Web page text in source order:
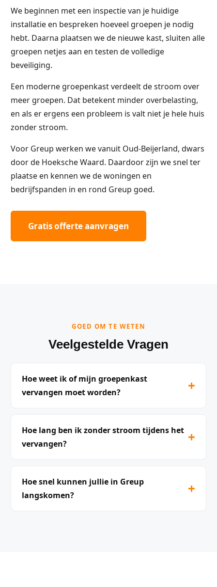
We beginnen met een inspectie van je huidige
installatie en bespreken hoeveel groepen je nodig
hebt. Daarna plaatsen we de nieuwe kast, sluiten alle
groepen netjes aan en testen de volledige
beveiliging.
Een moderne groepenkast verdeelt de stroom over
meer groepen. Dat betekent minder overbelasting,
en als er ergens een probleem is valt niet je hele huis
zonder stroom.
Voor Greup werken we vanuit Oud-Beijerland, dwars
door de Hoeksche Waard. Daardoor zijn we snel ter
plaatse en kennen we de woningen en
bedrijfspanden in en rond Greup goed.
Gratis offerte aanvragen
GOED OM TE WETEN
Veelgestelde Vragen
Hoe weet ik of mijn groepenkast
vervangen moet worden?
+
Hoe lang ben ik zonder stroom tijdens het
vervangen?
+
Hoe snel kunnen jullie in Greup
langskomen?
+